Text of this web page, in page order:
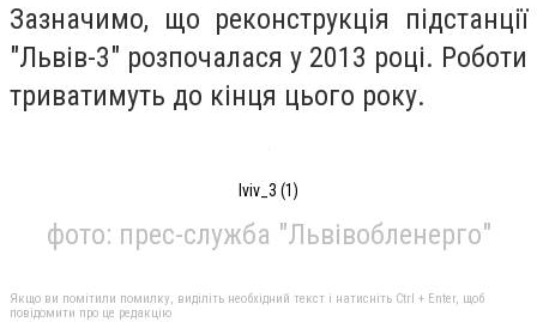
Зазначимо, що реконструкція підстанції
"Львів-3" розпочалася у 2013 році. Роботи
триватимуть до кінця цього року.
lviv_3 (1)
фото: прес-служба "Львівобленерго"
Якщо ви помітили помилку, виділіть необхідний текст і натисніть Ctrl + Enter, щоб
повідомити про це редакцію